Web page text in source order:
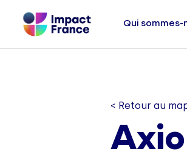
Qui sommes-
< Retour au